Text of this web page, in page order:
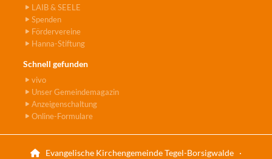
LAIB & SEELE
Spenden
Fördervereine
Hanna-Stiftung
Schnell gefunden
vivo
Unser Gemeindemagazin
Anzeigenschaltung
Online-Formulare

Evangelische Kirchengemeinde Tegel-Borsigwalde ·